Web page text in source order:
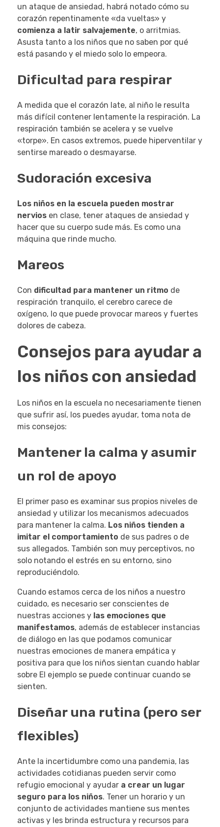
un ataque de ansiedad, habrá notado cómo su
corazón repentinamente «da vueltas» y
comienza a latir salvajemente, o arritmias.
Asusta tanto a los niños que no saben por qué
está pasando y el miedo solo lo empeora.
Dificultad para respirar
A medida que el corazón late, al niño le resulta
más difícil contener lentamente la respiración. La
respiración también se acelera y se vuelve
«torpe». En casos extremos, puede hiperventilar y
sentirse mareado o desmayarse.
Sudoración excesiva
Los niños en la escuela pueden mostrar
nervios en clase, tener ataques de ansiedad y
hacer que su cuerpo sude más. Es como una
máquina que rinde mucho.
Mareos
Con dificultad para mantener un ritmo de
respiración tranquilo, el cerebro carece de
oxígeno, lo que puede provocar mareos y fuertes
dolores de cabeza.
Consejos para ayudar a
los niños con ansiedad
Los niños en la escuela no necesariamente tienen
que sufrir así, los puedes ayudar, toma nota de
mis consejos:
Mantener la calma y asumir
un rol de apoyo
El primer paso es examinar sus propios niveles de
ansiedad y utilizar los mecanismos adecuados
para mantener la calma. Los niños tienden a
imitar el comportamiento de sus padres o de
sus allegados. También son muy perceptivos, no
solo notando el estrés en su entorno, sino
reproduciéndolo.
Cuando estamos cerca de los niños a nuestro
cuidado, es necesario ser conscientes de
nuestras acciones y las emociones que
manifestamos, además de establecer instancias
de diálogo en las que podamos comunicar
nuestras emociones de manera empática y
positiva para que los niños sientan cuando hablar
sobre El ejemplo se puede continuar cuando se
sienten.
Diseñar una rutina (pero ser
flexibles)
Ante la incertidumbre como una pandemia, las
actividades cotidianas pueden servir como
refugio emocional y ayudar a crear un lugar
seguro para los niños. Tener un horario y un
conjunto de actividades mantiene sus mentes
activas y les brinda estructura y recursos para